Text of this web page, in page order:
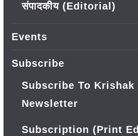
संपादकीय (Editorial)
Events
Subscribe
Subscribe To Krishak
Newsletter
Subscription (Print